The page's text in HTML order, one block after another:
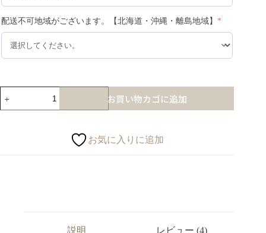
配送不可地域がございます。【北海道・沖縄・離島地域】 *
お買い物カゴに追加
お気に入りに追加
説明 レビュー (4)